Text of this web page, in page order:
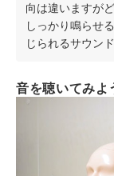
向は違いますが
しっかり鳴らせ
じられるサウンド
音を聴いてみよ